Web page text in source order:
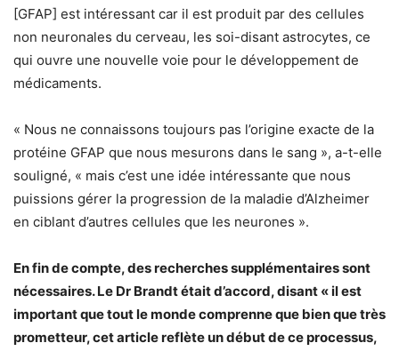
[GFAP] est intéressant car il est produit par des cellules
non neuronales du cerveau, les soi-disant astrocytes, ce
qui ouvre une nouvelle voie pour le développement de
médicaments.
« Nous ne connaissons toujours pas l’origine exacte de la
protéine GFAP que nous mesurons dans le sang », a-t-elle
souligné, « mais c’est une idée intéressante que nous
puissions gérer la progression de la maladie d’Alzheimer
en ciblant d’autres cellules que les neurones ».
En fin de compte, des recherches supplémentaires sont
nécessaires. Le Dr Brandt était d’accord, disant « il est
important que tout le monde comprenne que bien que très
prometteur, cet article reflète un début de ce processus,